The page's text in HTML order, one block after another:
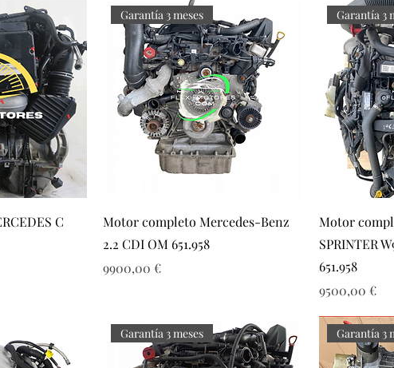
C
Garantía 3 meses
Motor completo Mercedes-Benz
2.2 CDI OM 651.958
Precio
9900,00 €
Garantía 3
Motor
SPRINTER
651.958
Precio
9500,00 €
Garantía 3 meses Garantía 3